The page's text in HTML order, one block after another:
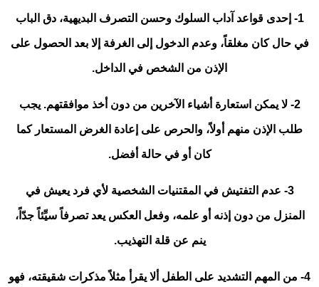
1- إحدى قواعد آداب السلوك وحسن التصرف البديهية، دق الباب
في حال كان مغلقاً، وعدم الدخول إلى الغرفة إلا بعد الحصول على
الإذن من الشخص في الداخل.
2- لا يمكن استعارة أشياء الآخرين من دون أخذ موافقتهم. يجب
طلب الإذن منهم أولاً، والحرص على إعادة الغرض المستعار كما
كان أو في حالة أفضل.
3- عدم التفتيش في المقتنيات الشخصية لأي فرد يعيش في
المنزل من دون إذنه أو علمه، وفعل العكس يعد تصرفاً سيِّئاً جدّاً،
ينم عن قلة التهذيب.
4- من المهم التشديد على الطفل ألا يقرأ مثلاً مذكرات شقيقته، فهو